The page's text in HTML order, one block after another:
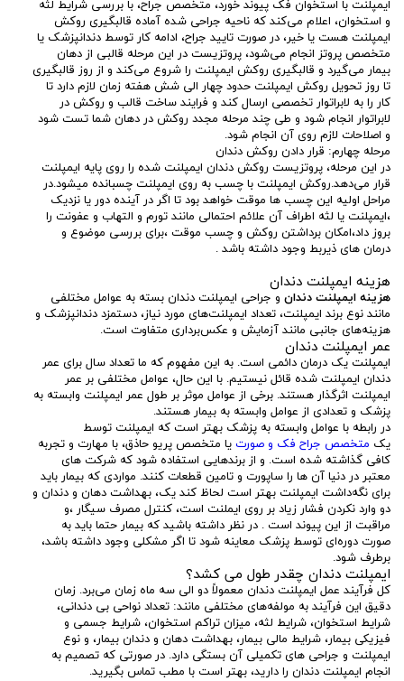
ایمپلنت با استخوان فک پیوند خورد، متخصص جراح، با بررسی شرایط لثه
و استخوان، اعلام می‌کند که ناحیه جراحی شده آماده قالبگیری روکش
ایمپلنت هست یا خیر، در صورت تایید جراح، ادامه کار توسط دندانپزشک یا
متخصص پروتز انجام می‌شود، پروتزیست در این مرحله قالبی از دهان
بیمار می‌گیرد و قالبگیری روکش ایمپلنت را شروع می‌کند و از روز قالبگیری
تا روز تحویل روکش ایمپلنت حدود چهار الی شش هفته زمان لازم دارد تا
کار را به لابراتوار تخصصی ارسال کند و فرایند ساخت قالب و روکش در
لابراتوار انجام شود و طی چند مرحله مجدد روکش در دهان شما تست شود
و اصلاحات لازم روی آن انجام شود.
مرحله چهارم: قرار دادن روکش دندان
در این مرحله، پروتزیست روکش دندان ایمپلنت شده را روی پایه ایمپلنت
قرار می‌دهد.روکش ایمپلنت با چسب به روی ایمپلنت چسبانده میشود.در
مراحل اولیه این چسب ها موقت خواهد بود تا اگر در آینده دور یا نزدیک
،ایمپلنت یا لثه اطراف آن علائم احتمالی مانند تورم و التهاب و عفونت را
بروز داد،امکان برداشتن روکش و چسب موقت ،برای بررسی موضوع و
درمان های ذیربط وجود داشته باشد .
هزینه ایمپلنت دندان
هزینه ایمپلنت دندان و جراحی ایمپلنت دندان بسته به عوامل مختلفی
مانند نوع برند ایمپلنت، تعداد ایمپلنت‌های مورد نیاز، دستمزد دندانپزشک و
هزینه‌های جانبی مانند آزمایش و عکس‌برداری متفاوت است.
عمر ایمپلنت دندان
ایمپلنت یک درمان دائمی است. به این مفهوم که ما تعداد سال برای عمر
دندان ایمپلنت شده قائل نیستیم. با این حال، عوامل مختلفی بر عمر
ایمپلنت اثرگذار هستند. برخی از عوامل موثر بر طول عمر ایمپلنت وابسته به
پزشک و تعدادی از عوامل وابسته به بیمار هستند.
در رابطه با عوامل وابسته به پزشک بهتر است که ایمپلنت توسط
یک متخصص جراح فک و صورت یا متخصص پریو حاذق، با مهارت و تجربه
کافی گذاشته شده است. و از برندهایی استفاده شود که شرکت های
معتبر در دنیا آن ها را ساپورت و تامین قطعات کنند. مواردی که بیمار باید
برای نگه‌داشت ایمپلنت بهتر است لحاظ کند یک، بهداشت دهان و دندان و
دو وارد نکردن فشار زیاد بر روی ایملنت است، کنترل مصرف سیگار ،و
مراقبت از این پیوند است . در نظر داشته باشید که بیمار حتما باید به
صورت دوره‌ای توسط پزشک معاینه شود تا اگر مشکلی وجود داشته باشد،
برطرف شود.
ایمپلنت دندان چقدر طول می کشد؟
کل فرآیند عمل ایمپلنت دندان معمولاً دو الی سه ماه زمان می‌برد. زمان
دقیق این فرآیند به مولفه‌های مختلفی مانند: تعداد نواحی بی دندانی،
شرایط استخوان، شرایط لثه، میزان تراکم استخوان، شرایط جسمی و
فیزیکی بیمار، شرایط مالی بیمار، بهداشت دهان و دندان بیمار، و نوع
ایمپلنت و جراحی های تکمیلی آن بستگی دارد. در صورتی که تصمیم به
انجام ایمپلنت دندان را دارید، بهتر است با مطب تماس بگیرید.